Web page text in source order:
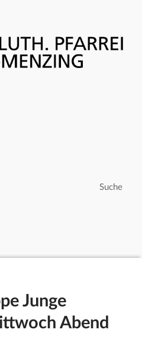
Junge
Abend